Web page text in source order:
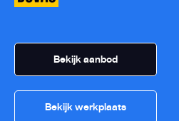
Bekijk aanbod
Bekijk werkplaats